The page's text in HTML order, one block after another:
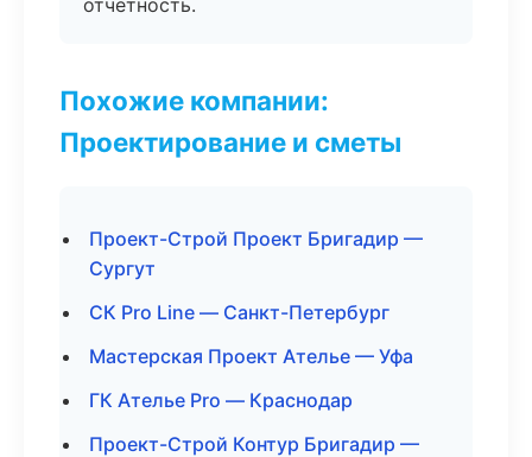
отчётность.
Похожие компании:
Проектирование и сметы
Проект-Строй Проект Бригадир —
Сургут
СК Pro Line — Санкт-Петербург
Мастерская Проект Ателье — Уфа
ГК Ателье Pro — Краснодар
Проект-Строй Контур Бригадир —